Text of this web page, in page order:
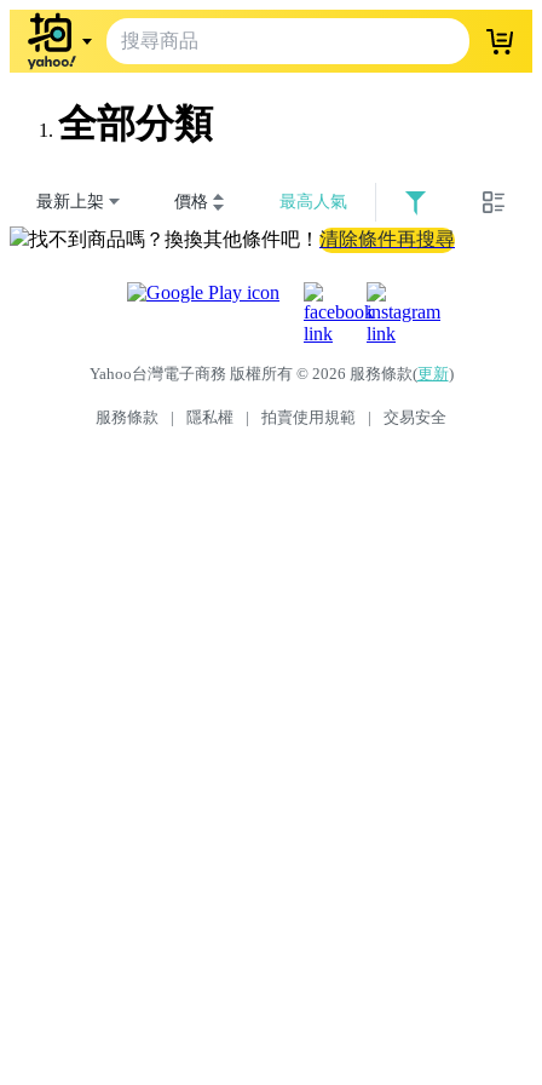
登入
全部分類
最新上架 價格 最高人氣
找不到商品嗎？換換其他條件吧！ 清除條件再搜尋
Yahoo台灣電子商務 版權所有 © 2026 服務條款(更新)
服務條款 | 隱私權 | 拍賣使用規範 | 交易安全